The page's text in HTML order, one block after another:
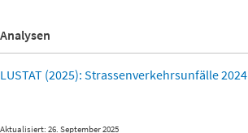
Analysen
LUSTAT (2025): Strassenverkehrsunfälle 2024
Aktualisiert: 26. September 2025